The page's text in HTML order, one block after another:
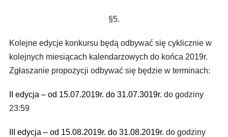
§5.
Kolejne edycje konkursu będą odbywać się cyklicznie w
kolejnych miesiącach kalendarzowych do końca 2019r.
Zgłaszanie propozycji odbywać się będzie w terminach:
II edycja – od 15.07.2019r. do 31.07.3019r. do godziny
23:59
III edycja – od 15.08.2019r. do 31.08.2019r. do godziny